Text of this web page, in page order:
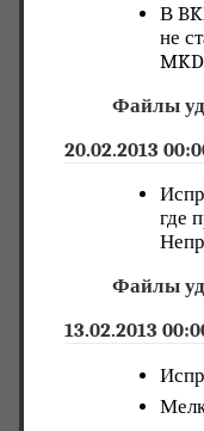
В
не
Файлы
20.02.2013
где
Файлы
13.02.2013